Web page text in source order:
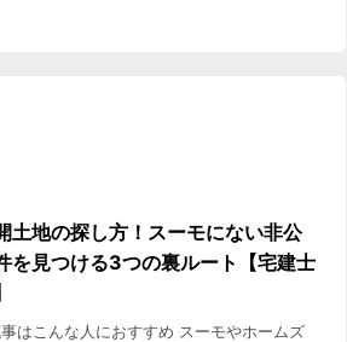
土地の探し方！スーモにない非公
を見つける3つの裏ルート【宅建士
事はこんな人におすすめ スーモやホームズ